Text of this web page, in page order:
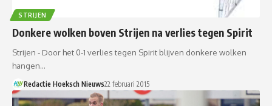
STRIJEN
Donkere wolken boven Strijen na verlies tegen Spirit
Strijen - Door het 0-1 verlies tegen Spirit blijven donkere wolken
hangen…
Redactie Hoeksch Nieuws22 februari 2015